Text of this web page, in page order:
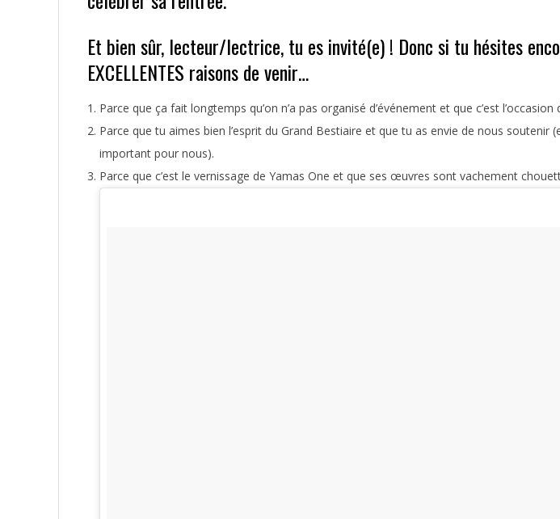
Et bien sûr, lecteur/lectrice, tu es invité(e) ! Donc si tu hésites
EXCELLENTES raisons de venir…
Parce que ça fait longtemps qu’on n’a pas organisé d’événement et que c’est
Parce que tu aimes bien l’esprit du Grand Bestiaire et que tu as envie de nous soutenir
important pour nous).
Parce que c’est le vernissage de Yamas One et que ses œuvres sont vachement